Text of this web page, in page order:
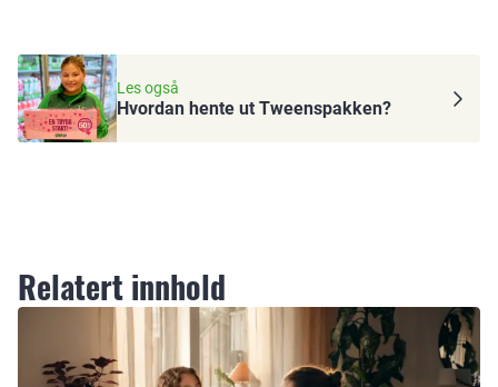
Les også
Hvordan hente ut Tweenspakken?
Relatert innhold